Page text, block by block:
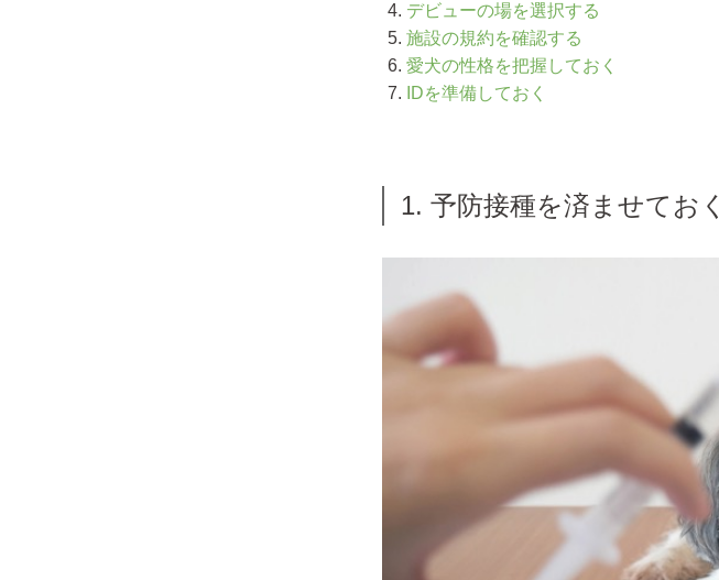
デビューの場を選択する
施設の規約を確認する
愛犬の性格を把握しておく
IDを準備しておく
1. 予防接種を済ませておく